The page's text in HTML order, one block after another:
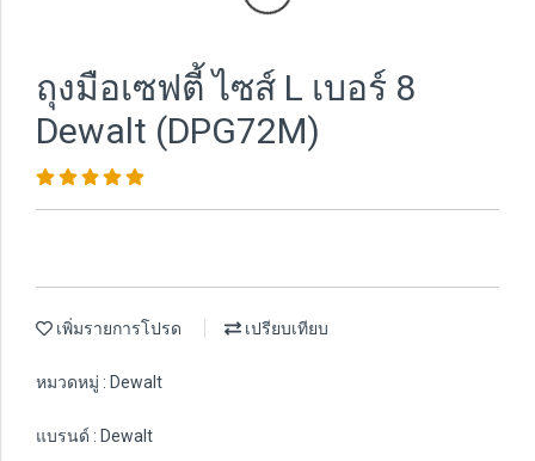
ถุงมือเซฟตี้ ไซส์ L เบอร์ 8
Dewalt (DPG72M)
เพิ่มรายการโปรด เปรียบเทียบ
หมวดหมู่ : Dewalt
แบรนด์ : Dewalt